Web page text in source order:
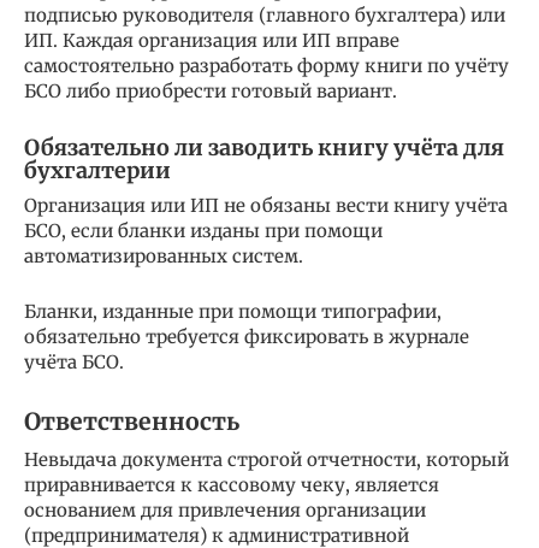
подписью руководителя (главного бухгалтера) или
ИП. Каждая организация или ИП вправе
самостоятельно разработать форму книги по учёту
БСО либо приобрести готовый вариант.
Обязательно ли заводить книгу учёта для
бухгалтерии
Организация или ИП не обязаны вести книгу учёта
БСО, если бланки изданы при помощи
автоматизированных систем.
Бланки, изданные при помощи типографии,
обязательно требуется фиксировать в журнале
учёта БСО.
Ответственность
Невыдача документа строгой отчетности, который
приравнивается к кассовому чеку, является
основанием для привлечения организации
(предпринимателя) к административной